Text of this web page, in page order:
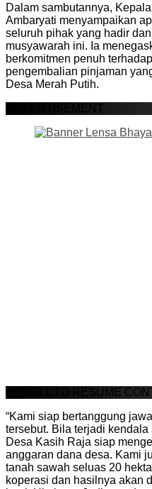
Dalam sambutannya,
Ambaryati menyampaikan
seluruh pihak yang hadir
musyawarah ini. Ia
berkomitmen penuh
pengembalian pinjaman
Desa Merah Putih.
ADVERTISEMENT
SCROLL TO RESUME
“Kami siap bertanggung
tersebut. Bila terjadi
Desa Kasih Raja siap
anggaran dana desa. Kami
tanah sawah seluas 20
koperasi dan hasilnya akan